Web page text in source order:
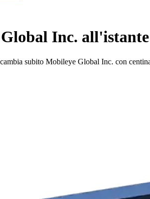
Inc.
subito Mobileye Global Inc. con